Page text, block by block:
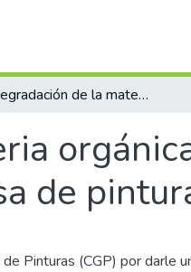
Biodegradación de la materia orgánica presente en las aguas residuales de una empresa de pinturas
de
Pinturas (CGP) por darle